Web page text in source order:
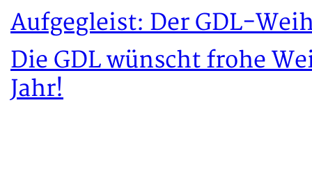
Aufgegleist: Der GDL-
Die GDL wünscht frohe
Jahr!